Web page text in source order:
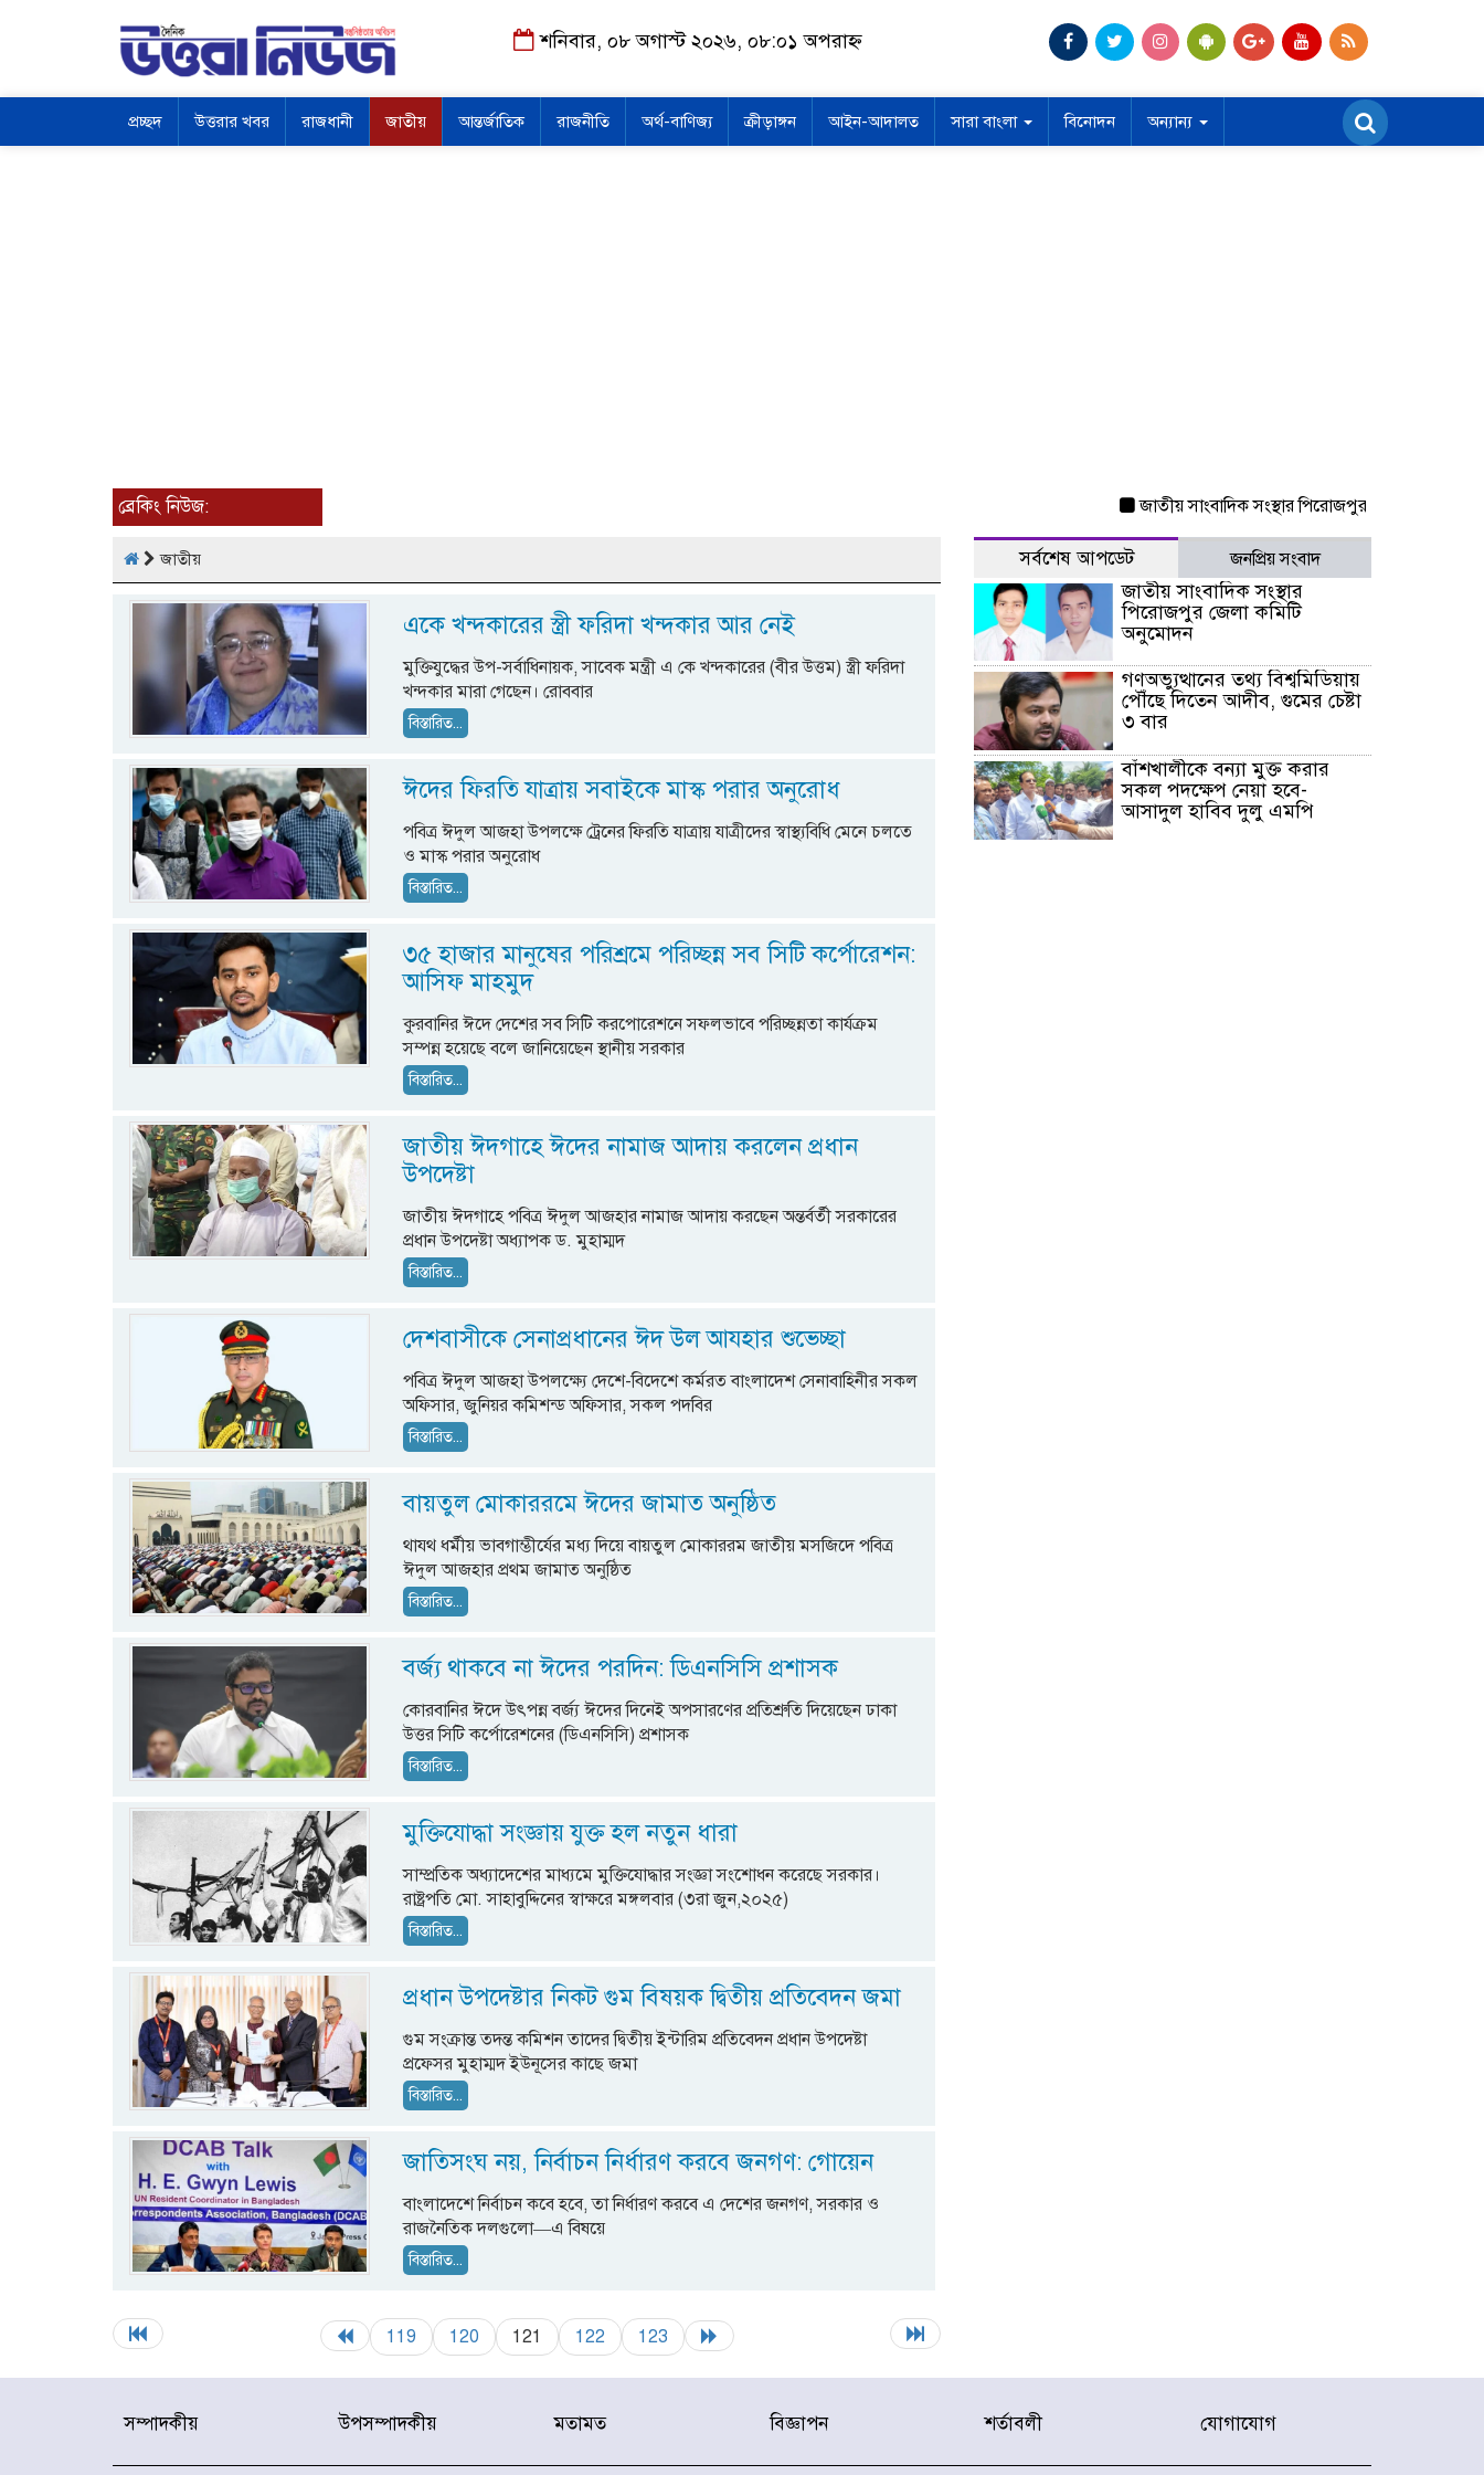
শনিবার, ০৮ অগাস্ট ২০২৬, ০৮:০১ অপরাহ্ন
প্রচ্ছদ উত্তরার খবর রাজধানী জাতীয় আন্তর্জাতিক রাজনীতি অর্থ-বাণিজ্য ক্রীড়াঙ্গন আইন-আদালত সারা বাংলা বিনোদন অন্যান্য
ব্রেকিং নিউজ: জাতীয় সাংবাদিক সংস্থার পিরোজপুর জেলা কমিটি
জাতীয়
একে খন্দকারের স্ত্রী ফরিদা খন্দকার আর নেই
মুক্তিযুদ্ধের উপ-সর্বাধিনায়ক, সাবেক মন্ত্রী এ কে খন্দকারের (বীর উত্তম) স্ত্রী ফরিদা
খন্দকার মারা গেছেন। রোববার
বিস্তারিত...
ঈদের ফিরতি যাত্রায় সবাইকে মাস্ক পরার অনুরোধ
পবিত্র ঈদুল আজহা উপলক্ষে ট্রেনের ফিরতি যাত্রায় যাত্রীদের স্বাস্থ্যবিধি মেনে চলতে
ও মাস্ক পরার অনুরোধ
বিস্তারিত...
৩৫ হাজার মানুষের পরিশ্রমে পরিচ্ছন্ন সব সিটি কর্পোরেশন:
আসিফ মাহমুদ
কুরবানির ঈদে দেশের সব সিটি করপোরেশনে সফলভাবে পরিচ্ছন্নতা কার্যক্রম
সম্পন্ন হয়েছে বলে জানিয়েছেন স্থানীয় সরকার
বিস্তারিত...
জাতীয় ঈদগাহে ঈদের নামাজ আদায় করলেন প্রধান
উপদেষ্টা
জাতীয় ঈদগাহে পবিত্র ঈদুল আজহার নামাজ আদায় করছেন অন্তর্বর্তী সরকারের
প্রধান উপদেষ্টা অধ্যাপক ড. মুহাম্মদ
বিস্তারিত...
দেশবাসীকে সেনাপ্রধানের ঈদ উল আযহার শুভেচ্ছা
পবিত্র ঈদুল আজহা উপলক্ষ্যে দেশে-বিদেশে কর্মরত বাংলাদেশ সেনাবাহিনীর সকল
অফিসার, জুনিয়র কমিশন্ড অফিসার, সকল পদবির
বিস্তারিত...
বায়তুল মোকাররমে ঈদের জামাত অনুষ্ঠিত
থাযথ ধর্মীয় ভাবগাম্ভীর্যের মধ্য দিয়ে বায়তুল মোকাররম জাতীয় মসজিদে পবিত্র
ঈদুল আজহার প্রথম জামাত অনুষ্ঠিত
বিস্তারিত...
বর্জ্য থাকবে না ঈদের পরদিন: ডিএনসিসি প্রশাসক
কোরবানির ঈদে উৎপন্ন বর্জ্য ঈদের দিনেই অপসারণের প্রতিশ্রুতি দিয়েছেন ঢাকা
উত্তর সিটি কর্পোরেশনের (ডিএনসিসি) প্রশাসক
বিস্তারিত...
মুক্তিযোদ্ধা সংজ্ঞায় যুক্ত হল নতুন ধারা
সাম্প্রতিক অধ্যাদেশের মাধ্যমে মুক্তিযোদ্ধার সংজ্ঞা সংশোধন করেছে সরকার।
রাষ্ট্রপতি মো. সাহাবুদ্দিনের স্বাক্ষরে মঙ্গলবার (৩রা জুন,২০২৫)
বিস্তারিত...
প্রধান উপদেষ্টার নিকট গুম বিষয়ক দ্বিতীয় প্রতিবেদন জমা
গুম সংক্রান্ত তদন্ত কমিশন তাদের দ্বিতীয় ইন্টারিম প্রতিবেদন প্রধান উপদেষ্টা
প্রফেসর মুহাম্মদ ইউনূসের কাছে জমা
বিস্তারিত...
জাতিসংঘ নয়, নির্বাচন নির্ধারণ করবে জনগণ: গোয়েন
বাংলাদেশে নির্বাচন কবে হবে, তা নির্ধারণ করবে এ দেশের জনগণ, সরকার ও
রাজনৈতিক দলগুলো—এ বিষয়ে
বিস্তারিত...
119 120 121 122 123
সর্বশেষ আপডেট জনপ্রিয় সংবাদ
জাতীয় সাংবাদিক সংস্থার
পিরোজপুর জেলা কমিটি
অনুমোদন
গণঅভ্যুত্থানের তথ্য বিশ্বমিডিয়ায়
পৌঁছে দিতেন আদীব, গুমের চেষ্টা
৩ বার
বাঁশখালীকে বন্যা মুক্ত করার
সকল পদক্ষেপ নেয়া হবে-
আসাদুল হাবিব দুলু এমপি
সম্পাদকীয় উপসম্পাদকীয় মতামত বিজ্ঞাপন শর্তাবলী যোগাযোগ